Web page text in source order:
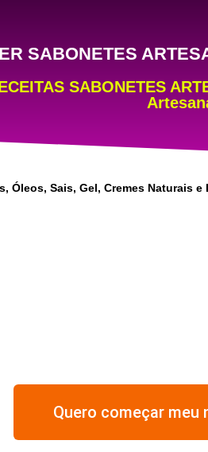
SABONETES
SABONETES
Óleos, Sais, Gel, Cremes Naturais
Quero começar meu